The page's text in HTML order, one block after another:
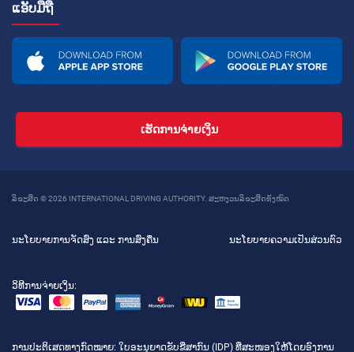
ແອັບມືຖື
ເຮັດການຈ່າຍເງິນ
ລິຂະສິດ © 2026 INTERNATIONAL DRIVING AUTHORITY. ສະຫງວນລິຂະສິດທັງໝົດ
ນະໂຍບາຍການຈັດສົ່ງ ແລະ ການສົ່ງຄືນ ນະໂຍບາຍຄວາມເປັນສ່ວນຕົວ
ວິທີການຈ່າຍເງິນ:
ການປະຕິເສດທາງກົດໝາຍ: ໃບອະນຸຍາດຂັບຂີ່ສາກົນ (IDP) ທີ່ສະໜອງໃຫ້ໂດຍອົງການ